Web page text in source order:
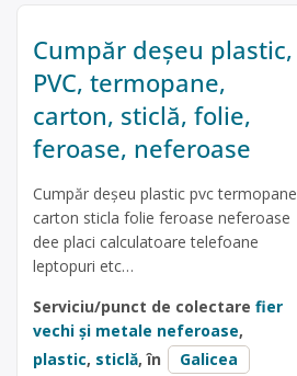
Cumpăr deșeu plastic,
PVC, termopane,
carton, sticlă, folie,
feroase, neferoase
Cumpăr deșeu plastic pvc termopane
carton sticla folie feroase neferoase
dee placi calculatoare telefoane
leptopuri etc…
Serviciu/punct de colectare fier
vechi și metale neferoase,
plastic, sticlă, în
Galicea